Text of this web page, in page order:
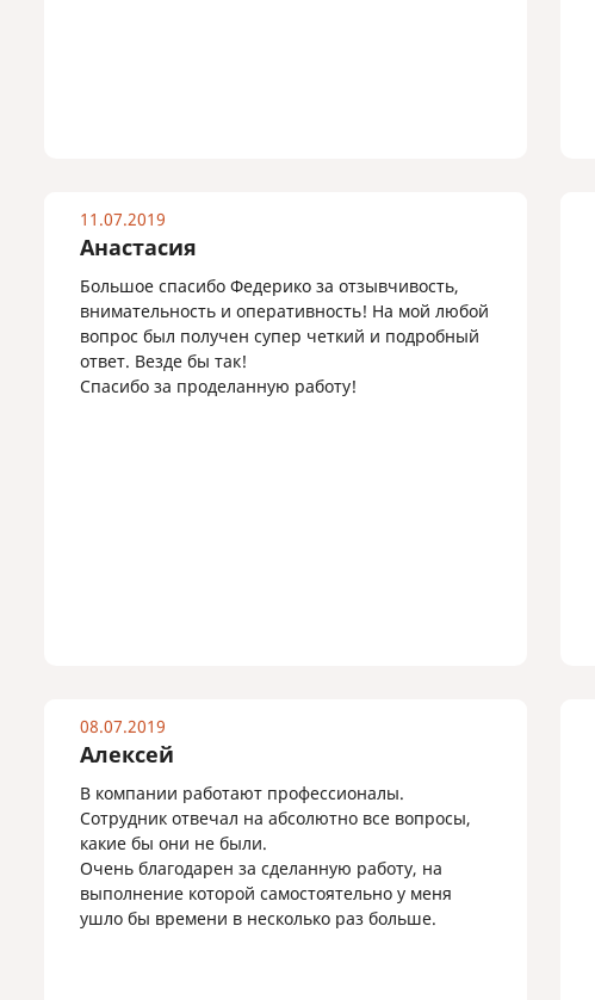
11.07.2019
Анастасия
Большое спасибо Федерико за отзывчивость,
внимательность и оперативность! На мой любой
вопрос был получен супер четкий и подробный
ответ. Везде бы так!
Спасибо за проделанную работу!
08.07.2019
Алексей
В компании работают профессионалы.
Сотрудник отвечал на абсолютно все вопросы,
какие бы они не были.
Очень благодарен за сделанную работу, на
выполнение которой самостоятельно у меня
ушло бы времени в несколько раз больше.